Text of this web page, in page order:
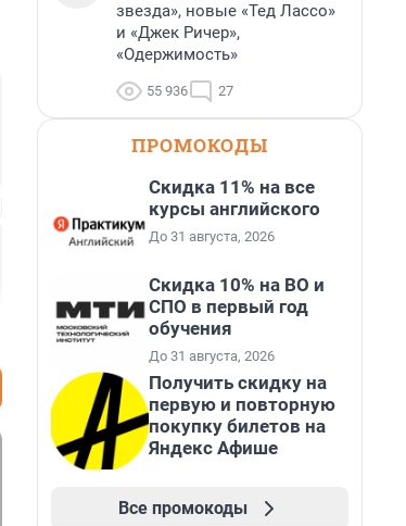
звезда», новые «Тед Лассо»
и «Джек Ричер»,
«Одержимость»
55 936 27
ПРОМОКОДЫ
Скидка 11% на все
курсы английского
До 31 августа, 2026
Скидка 10% на ВО и
СПО в первый год
обучения
До 31 августа, 2026
Получить скидку на
первую и повторную
покупку билетов на
Яндекс Афише
Все промокоды